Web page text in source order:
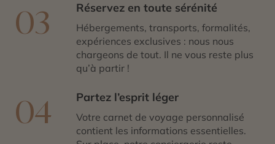
03 Réservez en toute sérénité
Hébergements, transports, formalités,
expériences exclusives : nous nous
chargeons de tout. Il ne vous reste plus
qu’à partir !
04 Partez l’esprit léger
Votre carnet de voyage personnalisé
contient les informations essentielles.